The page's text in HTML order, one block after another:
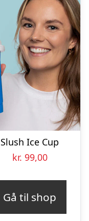
Slush Ice Cup
kr. 99,00
Gå til shop